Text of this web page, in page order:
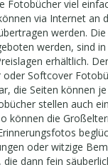
Fotobücher viel
via Internet an
werden.
werden, sind
erhältlich.
oder Softcover
die Seiten können
stellen auch
können die
oder witzige
dann fein